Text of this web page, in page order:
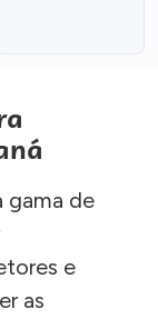
gama de
e
as